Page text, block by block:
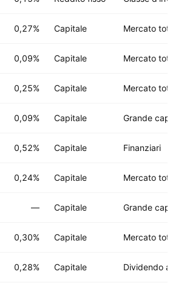
0,27% Capitale Mercato totale
0,09% Capitale Mercato totale
0,25% Capitale Mercato totale
0,09% Capitale Grande
0,52% Capitale Finanziari
0,24% Capitale Mercato totale
— Capitale Grande
0,30% Capitale Mercato totale
0,28% Capitale Dividendo ad